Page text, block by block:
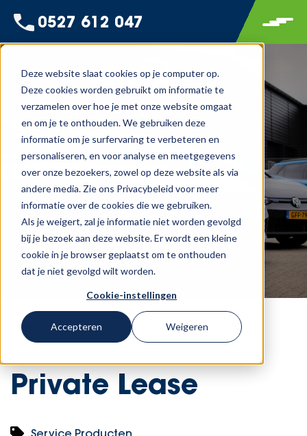
Deze website slaat cookies op je computer op.
Deze cookies worden gebruikt om informatie te
verzamelen over hoe je met onze website omgaat
en om je te onthouden. We gebruiken deze
informatie om je surfervaring te verbeteren en
personaliseren, en voor analyse en meetgegevens
over onze bezoekers, zowel op deze website als via
andere media. Zie ons Privacybeleid voor meer
informatie over de cookies die we gebruiken.
Als je weigert, zal je informatie niet worden gevolgd
bij je bezoek aan deze website. Er wordt een kleine
cookie in je browser geplaatst om te onthouden
dat je niet gevolgd wilt worden.
Cookie-instellingen
Accepteren Weigeren
0527 612 047
Home -Diensten- Private Lease
Private Lease
Service Producten